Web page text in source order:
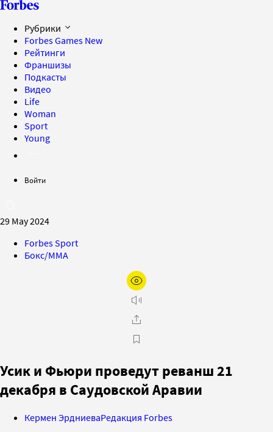
Рубрики
Forbes Games New
Рейтинги
Франшизы
Подкасты
Видео
Life
Woman
Sport
Young
Войти
29 May 2024
Forbes Sport
Бокс/MMA
Усик и Фьюри проведут реванш 21
декабря в Саудовской Аравии
Кермен ЭрдниеваРедакция Forbes